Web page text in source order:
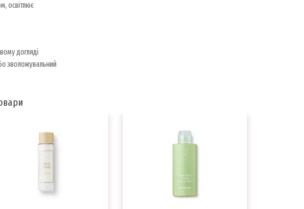
освітлює
догляді
зволожувальний